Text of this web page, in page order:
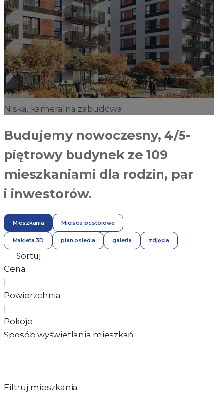
Niska, kameralna zabudowa
Budujemy nowoczesny, 4/5-
piętrowy budynek ze 109
mieszkaniami dla rodzin, par
i inwestorów.
Mieszkania Miejsca postojowe
Makieta 3D plan osiedla galeria zdjęcia
Sortuj
Cena
Powierzchnia
Pokoje
Sposób wyświetlania mieszkań
Filtruj mieszkania